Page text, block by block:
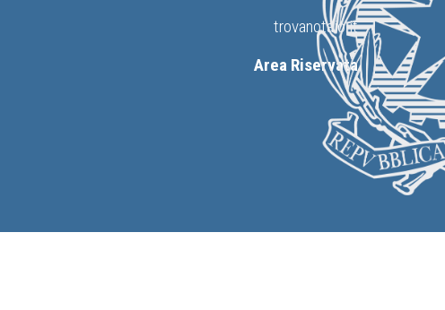
trovanotaio.it
Area Riservata